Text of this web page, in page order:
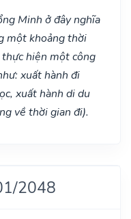
Minh ở đây nghĩa
một khoảng thời
hiện một công
xuất hành đi
xuất hành di du
về thời gian đi).
2048